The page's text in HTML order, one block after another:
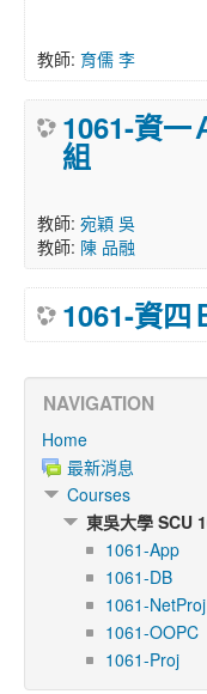
教師: 育儒 李
1061-資一
組
教師: 宛穎 吳
教師: 陳 品融
1061-資四
NAVIGATION
Home
最新消息
Courses
東吳大學 SCU
1061-App
1061-DB
1061-NetProj
1061-OOPC
1061-Proj